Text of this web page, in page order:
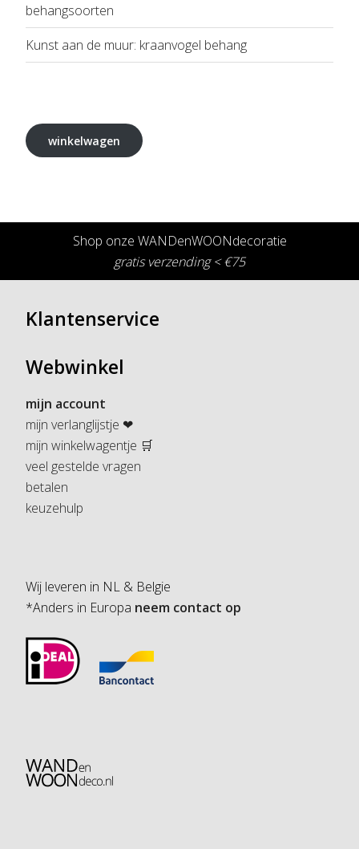
behangsoorten
Kunst aan de muur: kraanvogel behang
winkelwagen
Shop onze WANDenWOONdecoratie
gratis verzending < €75
Klantenservice
Webwinkel
mijn account
mijn verlanglijstje ❤
mijn winkelwagentje 🛒
veel gestelde vragen
betalen
keuzehulp
Wij leveren in NL & Belgie
*Anders in Europa neem contact op